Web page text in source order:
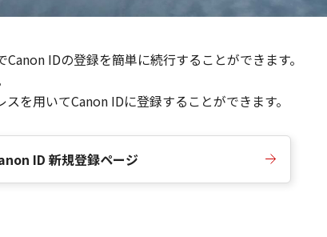
IDの登録を簡単に続行することができます。
を用いてCanon IDに登録することができます。
ID 新規登録ページ